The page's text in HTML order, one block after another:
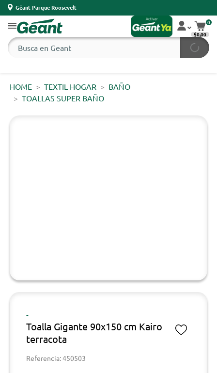
Géant Parque Roosevelt
0
$0,00
HOME TEXTIL HOGAR
BAÑO
TOALLAS SUPER BAÑO
-
Toalla Gigante 90x150 cm Kairo
terracota
Referencia: 450503